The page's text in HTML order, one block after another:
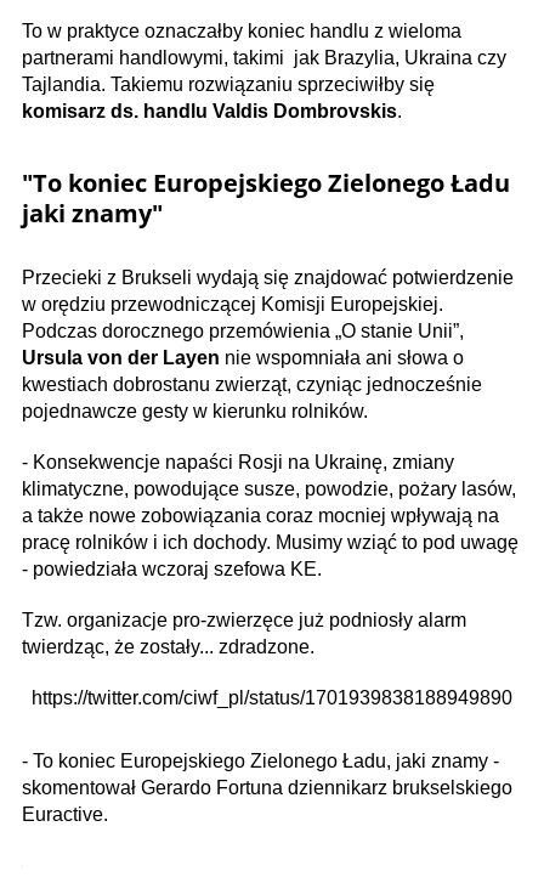
To w praktyce oznaczałby koniec handlu z wieloma
partnerami handlowymi, takimi jak Brazylia, Ukraina czy
Tajlandia. Takiemu rozwiązaniu sprzeciwiłby się
komisarz ds. handlu Valdis Dombrovskis.
"To koniec Europejskiego Zielonego Ładu
jaki znamy​"
Przecieki z Brukseli wydają się znajdować potwierdzenie
w orędziu przewodniczącej Komisji Europejskiej.
Podczas dorocznego przemówienia „O stanie Unii”,
Ursula von der Layen nie wspomniała ani słowa o
kwestiach dobrostanu zwierząt, czyniąc jednocześnie
pojednawcze gesty w kierunku rolników.
- Konsekwencje napaści Rosji na Ukrainę, zmiany
klimatyczne, powodujące susze, powodzie, pożary lasów,
a także nowe zobowiązania coraz mocniej wpływają na
pracę rolników i ich dochody. Musimy wziąć to pod uwagę
- powiedziała wczoraj szefowa KE.
Tzw. organizacje pro-zwierzęce już podniosły alarm
twierdząc, że zostały... zdradzone.
https://twitter.com/ciwf_pl/status/1701939838188949890
- To koniec Europejskiego Zielonego Ładu, jaki znamy -
skomentował Gerardo Fortuna dziennikarz brukselskiego
Euractive.